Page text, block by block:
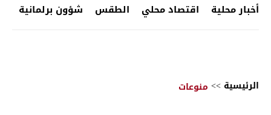
أخبار محلية اقتصاد محلي الطقس شؤون برلمانية
الرئيسية >> منوعات